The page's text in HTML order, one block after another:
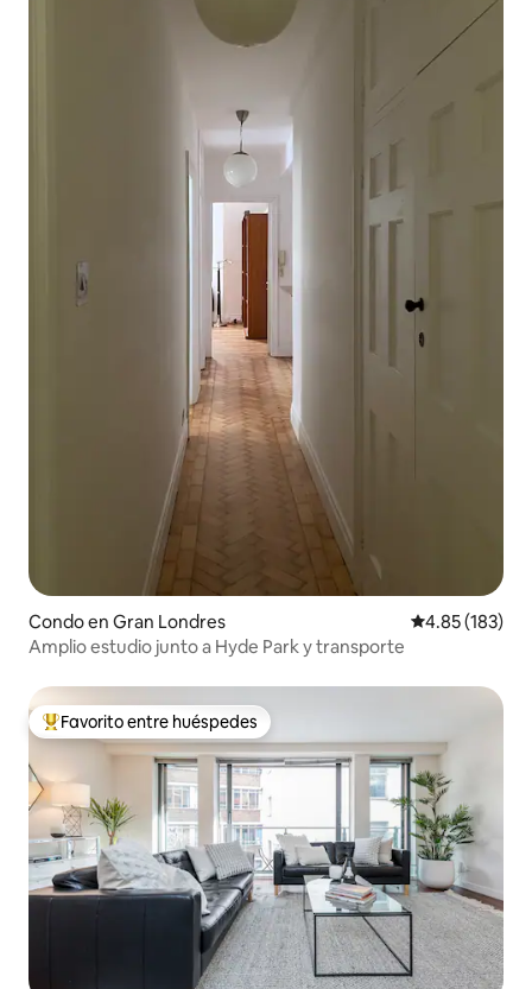
Condo en Gran Londres Calificación
4.85 (183)
Amplio estudio junto a Hyde Park y transporte
Favorito entre huéspedes preferido
Favorito entre huéspedes